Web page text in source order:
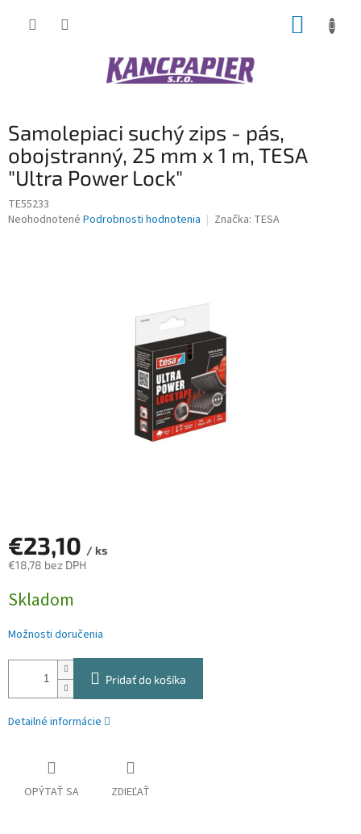
Samolepiaci suchý zips - pás,
obojstranný, 25 mm x 1 m, TESA
"Ultra Power Lock"
TE55233
Priemerné
Neohodnotené Podrobnosti hodnotenia Značka: TESA
€23,10 / ks
€18,78 bez DPH
cena:
Skladom
Možnosti doručenia
Pridať do košíka
Detailné informácie
OPÝTAŤ SA ZDIEĽAŤ